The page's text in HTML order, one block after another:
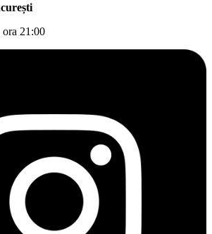
21:00